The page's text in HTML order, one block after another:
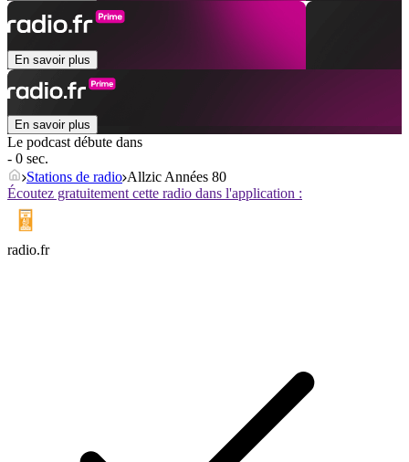
En savoir plus
En savoir plus
Le podcast débute dans
- 0 sec.
Stations de radio Allzic Années 80
Écoutez gratuitement cette radio dans l'application :
radio.fr